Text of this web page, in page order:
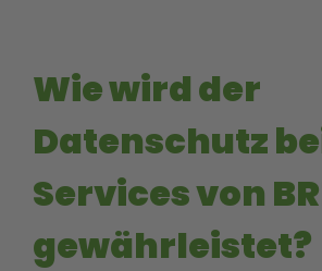
Wie wird der
Datenschutz
Services von
gewährleistet?